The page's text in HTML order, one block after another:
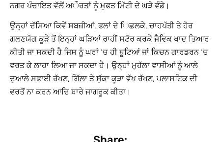
ਨਗਰ ਪੰਚਾਇਤ ਵੱਲੋਂ ਅੌਰਤਾਂ ਨੂੰ ਮੁਫਤ ਮਿੱਟੀ ਦੇ ਘੜੇ ਵੰਡੇ।
ਉਨ੍ਹਾਂ ਦੱਸਿਆ ਕਿਵੇਂ ਸਬਜ਼ੀਆਂ, ਫਲਾਂ ਦੇ ਿਛਲਕੇ, ਚਾਹਪੱਤੀ ਤੇ ਹੋਰ
ਗਲਣਯੋਗ ਕੂੜੇ ਤੋਂ ਇਨ੍ਹਾਂ ਘੜਿਆਂ ਰਾਹੀਂ ਸਟੋਰ ਕਰਕੇ ਜੈਵਿਕ ਖਾਦ ਤਿਆਰ
ਕੀਤੀ ਜਾ ਸਕਦੀ ਹੈ ਜਿਸ ਨੂੰ ਘਰਾਂ ‘ਚ ਹੀ ਬੂਟਿਆਂ ਜਾਂ ਕਿਚਨ ਗਾਰਡਰਨ ‘ਚ
ਵਰਤ ਕੇ ਲਾਹਾ ਲਿਆ ਜਾ ਸਕਦਾ ਹੈ। ਉਨ੍ਹਾਂ ਮੁਹੱਲਾ ਵਾਸੀਆਂ ਨੂੰ ਆਲੇ
ਦੁਆਲੇ ਸਫਾਈ ਰੱਖਣ, ਗਿੱਲਾ ਤੇ ਸੁੱਕਾ ਕੂੜਾ ਵੱਖ ਰੱਖਣ, ਪਲਾਸਟਿਕ ਦੀ
ਵਰਤੋਂ ਨਾ ਕਰਨ ਆਦਿ ਬਾਰੇ ਜਾਗਰੂਕ ਕੀਤਾ।